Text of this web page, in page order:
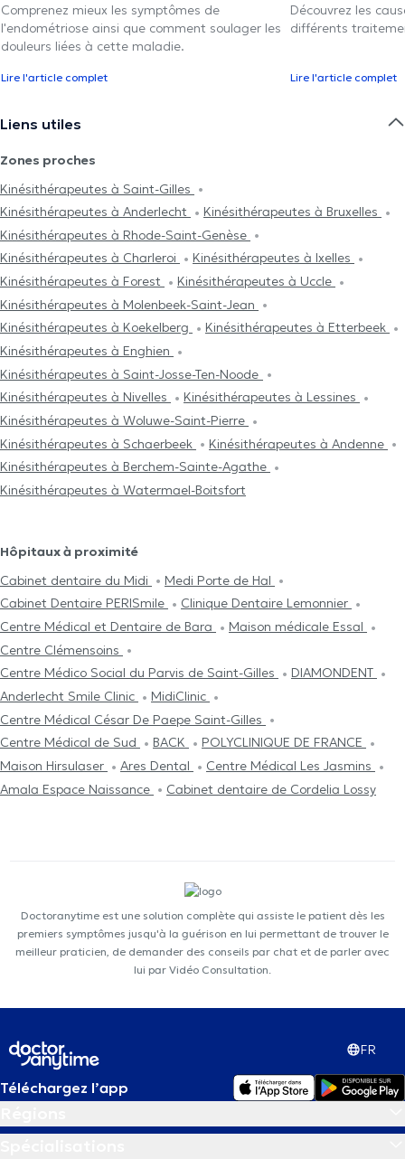
Comprenez mieux les symptômes de
l'endométriose ainsi que comment soulager les
douleurs liées à cette maladie.
Lire l'article complet
Découvrez les
différents
Lire l'article complet
Liens utiles
Zones proches
Kinésithérapeutes à Saint-Gilles
Kinésithérapeutes à Anderlecht
Kinésithérapeutes à Bruxelles
Kinésithérapeutes à Rhode-Saint-Genèse
Kinésithérapeutes à Charleroi
Kinésithérapeutes à Ixelles
Kinésithérapeutes à Forest
Kinésithérapeutes à Uccle
Kinésithérapeutes à Molenbeek-Saint-Jean
Kinésithérapeutes à Koekelberg
Kinésithérapeutes à Etterbeek
Kinésithérapeutes à Enghien
Kinésithérapeutes à Saint-Josse-Ten-Noode
Kinésithérapeutes à Nivelles
Kinésithérapeutes à Lessines
Kinésithérapeutes à Woluwe-Saint-Pierre
Kinésithérapeutes à Schaerbeek
Kinésithérapeutes à Andenne
Kinésithérapeutes à Berchem-Sainte-Agathe
Kinésithérapeutes à Watermael-Boitsfort
Hôpitaux à proximité
Cabinet dentaire du Midi
Medi Porte de Hal
Cabinet Dentaire PERISmile
Clinique Dentaire Lemonnier
Centre Médical et Dentaire de Bara
Maison médicale Essal
Centre Clémensoins
Centre Médico Social du Parvis de Saint-Gilles
DIAMONDENT
Anderlecht Smile Clinic
MidiClinic
Centre Médical César De Paepe Saint-Gilles
Centre Médical de Sud
BACK
POLYCLINIQUE DE FRANCE
Maison Hirsulaser
Ares Dental
Centre Médical Les Jasmins
Amala Espace Naissance
Cabinet dentaire de Cordelia Lossy
Doctoranytime est une solution complète qui assiste le patient dès les
premiers symptômes jusqu'à la guérison en lui permettant de trouver le
meilleur praticien, de demander des conseils par chat et de parler avec
lui par Vidéo Consultation.
FR
Téléchargez l’app